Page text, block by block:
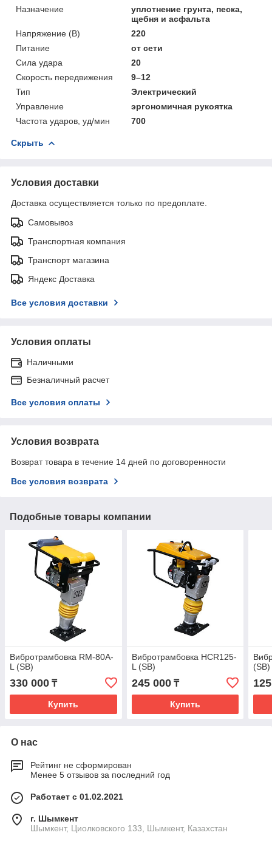
Назначение
уплотнение грунта, песка,
щебня и асфальта
Напряжение (В)
220
Питание
от сети
Сила удара
20
Скорость передвижения
9–12
Тип
Электрический
Управление
эргономичная рукоятка
Частота ударов, уд/мин
700
Скрыть
Условия доставки
Доставка осуществляется только по предоплате.
Самовывоз
Транспортная компания
Транспорт магазина
Яндекс Доставка
Все условия доставки
Условия оплаты
Наличными
Безналичный расчет
Все условия оплаты
Условия возврата
Возврат товара в течение 14 дней по договоренности
Все условия возврата
Подобные товары компании
Вибротрамбовка RM-80A-
L (SB)
330 000 ₸
Купить
Вибротрамбовка HCR125-
L (SB)
245 000₸
Купить
(SB)
О нас
Рейтинг не сформирован
Менее 5 отзывов за последний год
Работает с 01.02.2021
г. Шымкент
Шымкент, Циолковского 133, Шымкент, Казахстан